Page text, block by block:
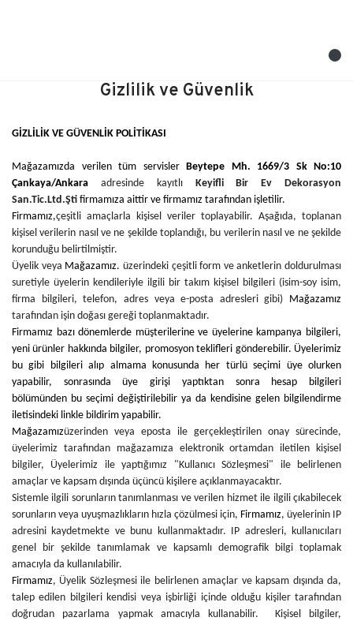
Gizlilik ve Güvenlik
GİZLİLİK VE GÜVENLİK POLİTİKASI
Mağazamızda verilen tüm servisler Beytepe Mh. 1669/3 Sk No:10
Çankaya/Ankara
adresinde kayıtlı Keyifli Bir Ev Dekorasyon
San.Tic.Ltd.Şti firmamıza aittir ve firmamız tarafından işletilir.
Firmamız,çeşitli amaçlarla kişisel veriler toplayabilir. Aşağıda, toplanan
kişisel verilerin nasıl ve ne şekilde toplandığı, bu verilerin nasıl ve ne şekilde
korunduğu belirtilmiştir.
Üyelik veya Mağazamız. üzerindeki çeşitli form ve anketlerin doldurulması
suretiyle üyelerin kendileriyle ilgili bir takım kişisel bilgileri (isim-soy isim,
firma bilgileri, telefon, adres veya e-posta adresleri gibi) Mağazamız
tarafından işin doğası gereği toplanmaktadır.
Firmamız bazı dönemlerde müşterilerine ve üyelerine kampanya bilgileri,
yeni ürünler hakkında bilgiler, promosyon teklifleri gönderebilir. Üyelerimiz
bu gibi bilgileri alıp almama konusunda her türlü seçimi üye olurken
yapabilir, sonrasında üye girişi yaptıktan sonra hesap bilgileri
bölümünden bu seçimi değiştirilebilir ya da kendisine gelen bilgilendirme
iletisindeki linkle bildirim yapabilir.
Mağazamızüzerinden veya eposta ile gerçekleştirilen onay sürecinde,
üyelerimiz tarafından mağazamıza elektronik ortamdan iletilen kişisel
bilgiler, Üyelerimiz ile yaptığımız "Kullanıcı Sözleşmesi" ile belirlenen
amaçlar ve kapsam dışında üçüncü kişilere açıklanmayacaktır.
Sistemle ilgili sorunların tanımlanması ve verilen hizmet ile ilgili çıkabilecek
sorunların veya uyuşmazlıkların hızla çözülmesi için, Firmamız, üyelerinin IP
adresini kaydetmekte ve bunu kullanmaktadır. IP adresleri, kullanıcıları
genel bir şekilde tanımlamak ve kapsamlı demografik bilgi toplamak
amacıyla da kullanılabilir.
Firmamız, Üyelik Sözleşmesi ile belirlenen amaçlar ve kapsam dışında da,
talep edilen bilgileri kendisi veya işbirliği içinde olduğu kişiler tarafından
doğrudan pazarlama yapmak amacıyla kullanabilir. Kişisel bilgiler,